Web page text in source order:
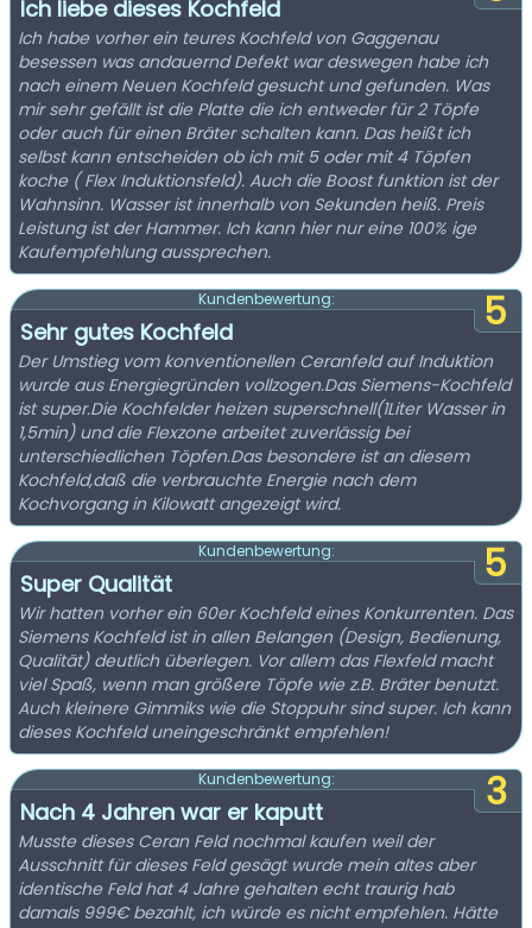
Ich liebe dieses Kochfeld
Ich habe vorher ein teures Kochfeld von Gaggenau
besessen was andauernd Defekt war deswegen habe ich
nach einem Neuen Kochfeld gesucht und gefunden. Was
mir sehr gefällt ist die Platte die ich entweder für 2 Töpfe
oder auch für einen Bräter schalten kann. Das heißt ich
selbst kann entscheiden ob ich mit 5 oder mit 4 Töpfen
koche ( Flex Induktionsfeld). Auch die Boost funktion ist der
Wahnsinn. Wasser ist innerhalb von Sekunden heiß. Preis
Leistung ist der Hammer. Ich kann hier nur eine 100% ige
Kaufempfehlung aussprechen.
5
Kundenbewertung:
Sehr gutes Kochfeld
Der Umstieg vom konventionellen Ceranfeld auf Induktion
wurde aus Energiegründen vollzogen.Das Siemens-Kochfeld
ist super.Die Kochfelder heizen superschnell(1Liter Wasser in
1,5min) und die Flexzone arbeitet zuverlässig bei
unterschiedlichen Töpfen.Das besondere ist an diesem
Kochfeld,daß die verbrauchte Energie nach dem
Kochvorgang in Kilowatt angezeigt wird.
5
Kundenbewertung:
Super Qualität
Wir hatten vorher ein 60er Kochfeld eines Konkurrenten. Das
Siemens Kochfeld ist in allen Belangen (Design, Bedienung,
Qualität) deutlich überlegen. Vor allem das Flexfeld macht
viel Spaß, wenn man größere Töpfe wie z.B. Bräter benutzt.
Auch kleinere Gimmiks wie die Stoppuhr sind super. Ich kann
dieses Kochfeld uneingeschränkt empfehlen!
3
Kundenbewertung:
Nach 4 Jahren war er kaputt
Musste dieses Ceran Feld nochmal kaufen weil der
Ausschnitt für dieses Feld gesägt wurde mein altes aber
identische Feld hat 4 Jahre gehalten echt traurig hab
damals 999€ bezahlt, ich würde es nicht empfehlen. Hätte